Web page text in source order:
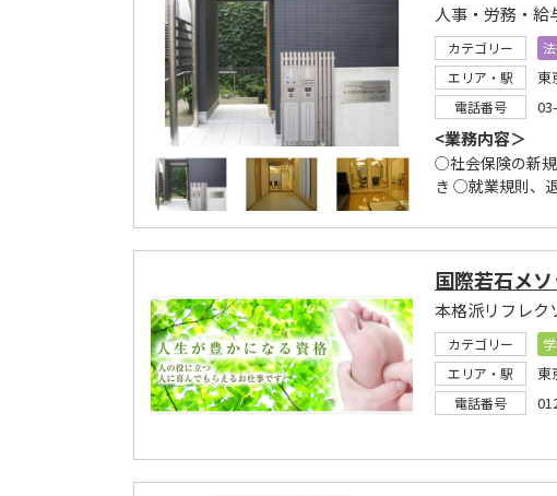
人事・労務・給
カテゴリー
エリア・駅
東
電話番号
<業務内容＞
○社会保険の新
き ○就業規則、
国際若石メ
本格派リフレク
カテゴリー
エリア・駅
東
電話番号